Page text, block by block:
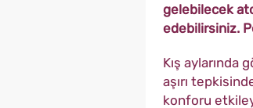
gelebilecek
edebilirsiniz.
Kış aylarında
aşırı
konforu